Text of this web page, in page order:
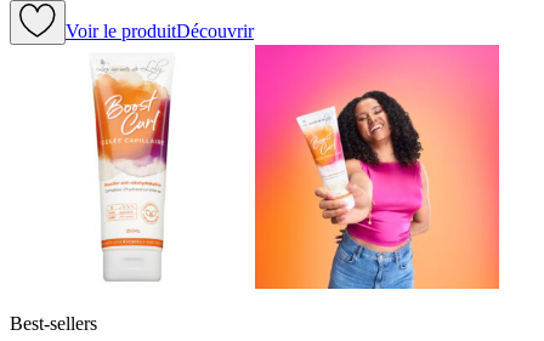
Voir le produitDécouvrir
Best-sellers